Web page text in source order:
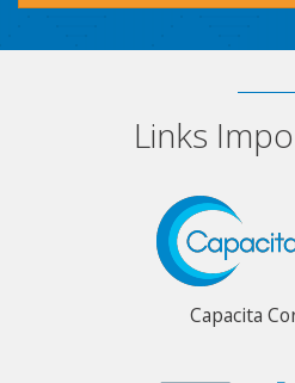
Links
Capacita